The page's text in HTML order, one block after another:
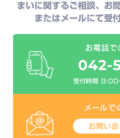
まいに関するご相談、お
またはメールにて受